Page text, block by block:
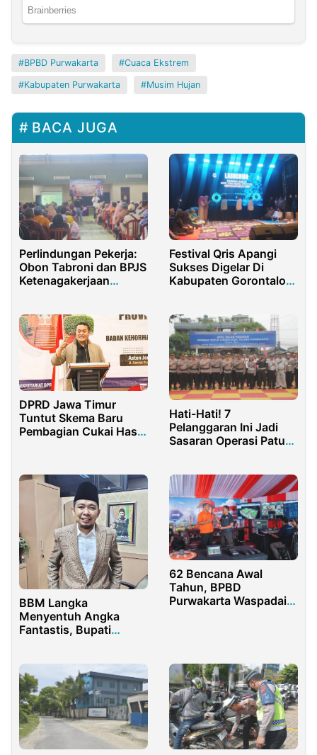
BPBD Purwakarta Cuaca Ekstrem
Kabupaten Purwakarta Musim Hujan
BACA JUGA
Perlindungan Pekerja:
Obon Tabroni dan BPJS
Ketenagakerjaan
Festival Qris Apangi
Sukses Digelar Di
Kabupaten Gorontalo,
DPRD Jawa Timur
Tuntut Skema Baru
Pembagian Cukai Hasil
Hati-Hati! 7
Pelanggaran Ini Jadi
Sasaran Operasi Patuh
BBM Langka
Menyentuh Angka
Fantastis, Bupati
62 Bencana Awal
Tahun, BPBD
Purwakarta Waspadai